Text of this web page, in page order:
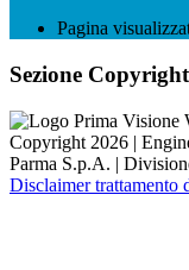
Pagina
Sezione Copyright
Copyright 2026 |
Parma S.p.A. |
Disclaimer trattamento